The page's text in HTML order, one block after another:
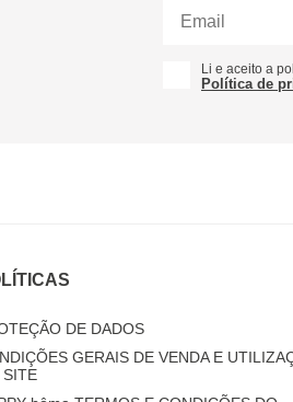
Li e aceito a
Política de
DE DADOS
GERAIS DE VENDA E
SITE